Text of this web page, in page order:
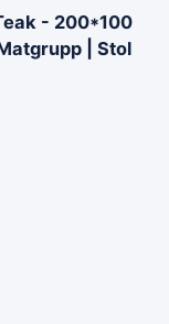
- 200*100
| Stol